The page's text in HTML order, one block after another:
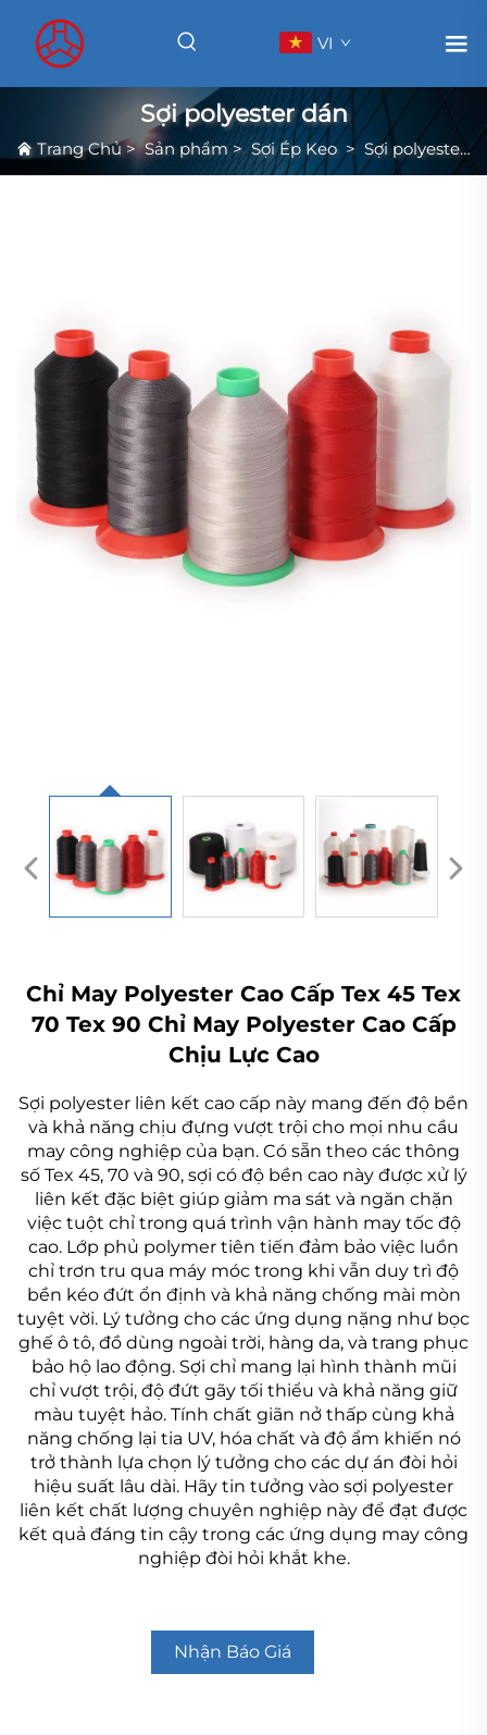
VI
Sợi polyester dán
Trang Chủ>Sản phẩm>Sợi Ép Keo > Sợi polyester dán
Chỉ May Polyester Cao Cấp Tex 45 Tex
70 Tex 90 Chỉ May Polyester Cao Cấp
Chịu Lực Cao
Sợi polyester liên kết cao cấp này mang đến độ bền
và khả năng chịu đựng vượt trội cho mọi nhu cầu
may công nghiệp của bạn. Có sẵn theo các thông
số Tex 45, 70 và 90, sợi có độ bền cao này được xử lý
liên kết đặc biệt giúp giảm ma sát và ngăn chặn
việc tuột chỉ trong quá trình vận hành may tốc độ
cao. Lớp phủ polymer tiên tiến đảm bảo việc luồn
chỉ trơn tru qua máy móc trong khi vẫn duy trì độ
bền kéo đứt ổn định và khả năng chống mài mòn
tuyệt vời. Lý tưởng cho các ứng dụng nặng như bọc
ghế ô tô, đồ dùng ngoài trời, hàng da, và trang phục
bảo hộ lao động. Sợi chỉ mang lại hình thành mũi
chỉ vượt trội, độ đứt gãy tối thiểu và khả năng giữ
màu tuyệt hảo. Tính chất giãn nở thấp cùng khả
năng chống lại tia UV, hóa chất và độ ẩm khiến nó
trở thành lựa chọn lý tưởng cho các dự án đòi hỏi
hiệu suất lâu dài. Hãy tin tưởng vào sợi polyester
liên kết chất lượng chuyên nghiệp này để đạt được
kết quả đáng tin cậy trong các ứng dụng may công
nghiệp đòi hỏi khắt khe.
Nhận Báo Giá